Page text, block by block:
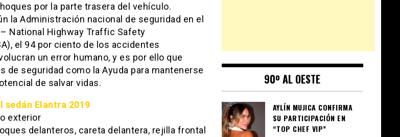
por la parte trasera del vehículo.
la Administración nacional de seguridad en el
National Highway Traffic Safety
el 94 por ciento de los accidentes
un error humano, y es por ello que
de seguridad como la Ayuda para mantenerse
de salvar vidas.
Elantra 2019
exterior
delanteros, careta delantera, rejilla frontal
90º AL OESTE
AYLÍN MUJICA CONFIRMA
SU PARTICIPACIÓN EN
“TOP CHEF VIP”